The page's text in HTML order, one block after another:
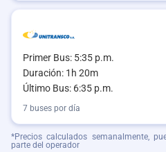
Primer Bus: 5:35 p.m.
Duración: 1h 20m
Último Bus: 6:35 p.m.
7 buses por día
*Precios calculados semanalmente,
parte del operador